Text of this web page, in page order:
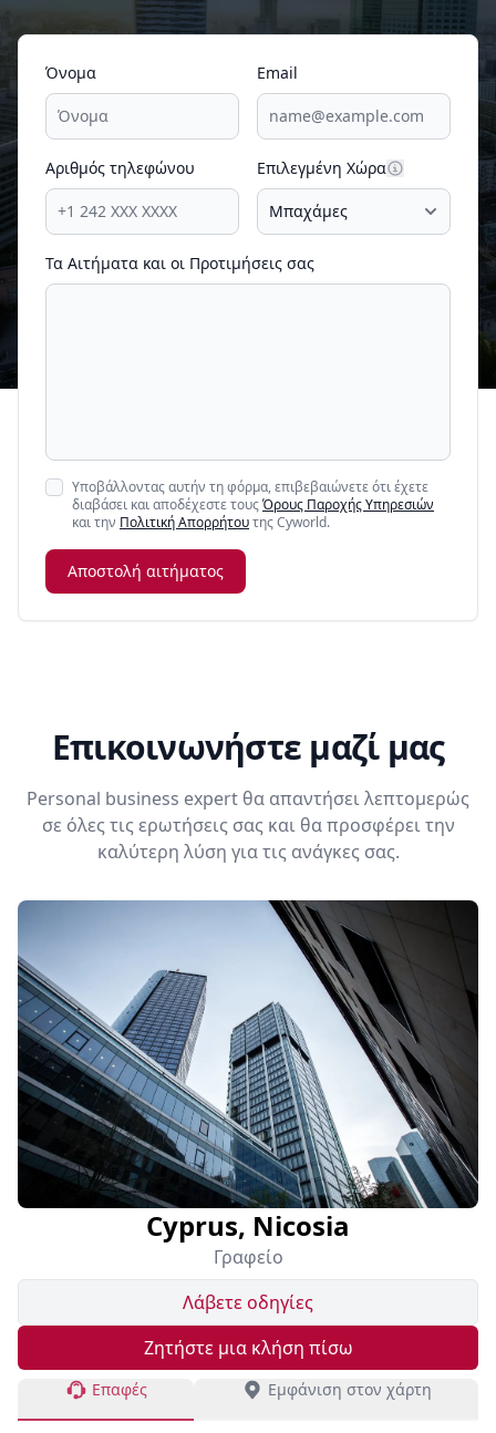
Όνομα Email
Αριθμός τηλεφώνου Επιλεγμένη Χώρα
Τα Αιτήματα και οι Προτιμήσεις σας
Υποβάλλοντας αυτήν τη φόρμα, επιβεβαιώνετε ότι έχετε
διαβάσει και αποδέχεστε τουςΌρους Παροχής Υπηρεσιών
και την Πολιτική Απορρήτουτης Cyworld.
Αποστολή αιτήματος
Επικοινωνήστε μαζί μας
Personal business expert θα απαντήσει λεπτομερώς
σε όλες τις ερωτήσεις σας και θα προσφέρει την
καλύτερη λύση για τις ανάγκες σας.
Cyprus, Nicosia
Γραφείο
Λάβετε οδηγίες
Ζητήστε μια κλήση πίσω
Επαφές Εμφάνιση στον χάρτη